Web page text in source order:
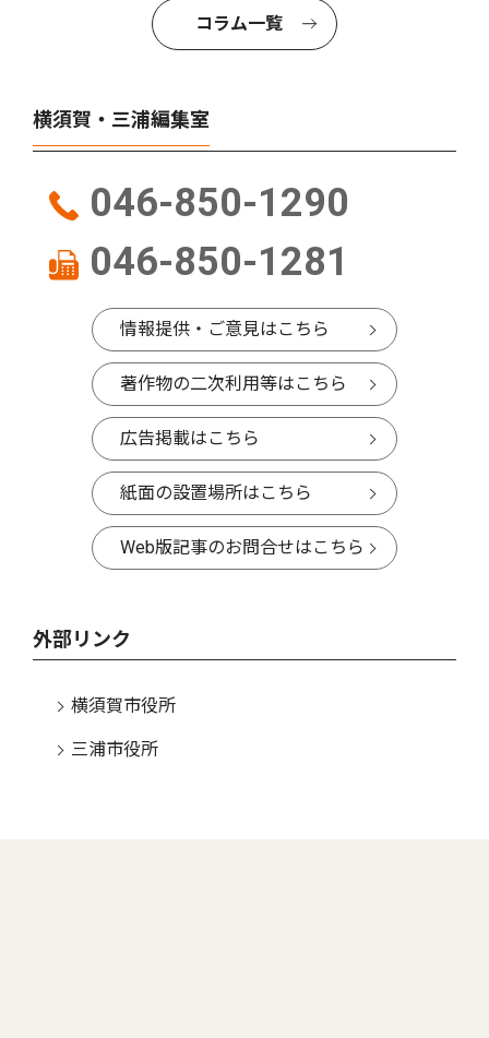
コラム一覧
横須賀・三浦編集室
046-850-1290
046-850-1281
情報提供・ご意見はこちら
著作物の二次利用等はこちら
広告掲載はこちら
紙面の設置場所はこちら
Web版記事のお問合せはこちら
外部リンク
横須賀市役所
三浦市役所